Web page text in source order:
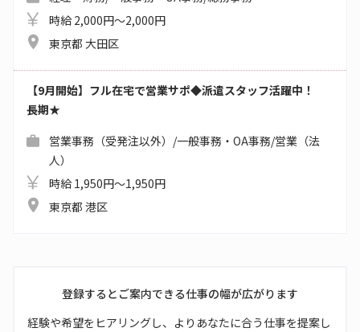
時給 2,000円～2,000円
東京都 大田区
【9月開始】フル在宅で営業サポ◆派遣スタッフ活躍中！
長期★
営業事務（受発注以外）/一般事務・OA事務/営業（法
人）
時給 1,950円～1,950円
東京都 港区
登録するとご案内できる仕事の幅が広がります
経験や希望をヒアリングし、よりあなたに合う仕事を提案し